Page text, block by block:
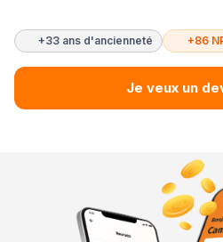
+33 ans d'ancienneté +86
Je veux un